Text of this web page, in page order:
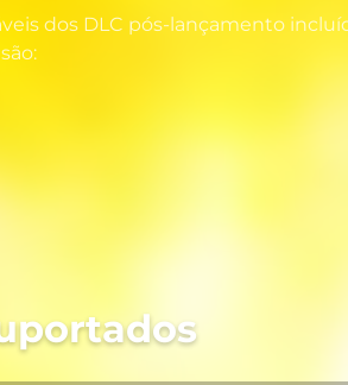
dos DLC pós-lançamento